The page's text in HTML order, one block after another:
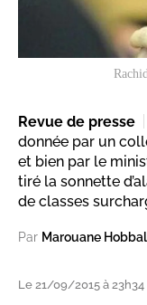
Revue de presse
donnée par un
et bien par le
tiré la sonnette
de classes
Par Marouane
Le 21/09/2015 à 23h34